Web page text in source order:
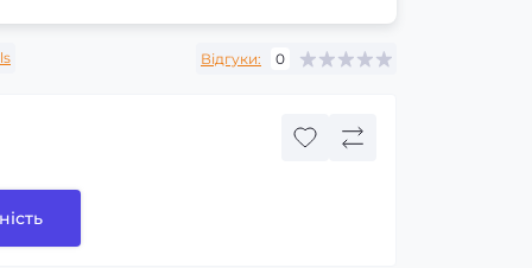
Відгуки: 0